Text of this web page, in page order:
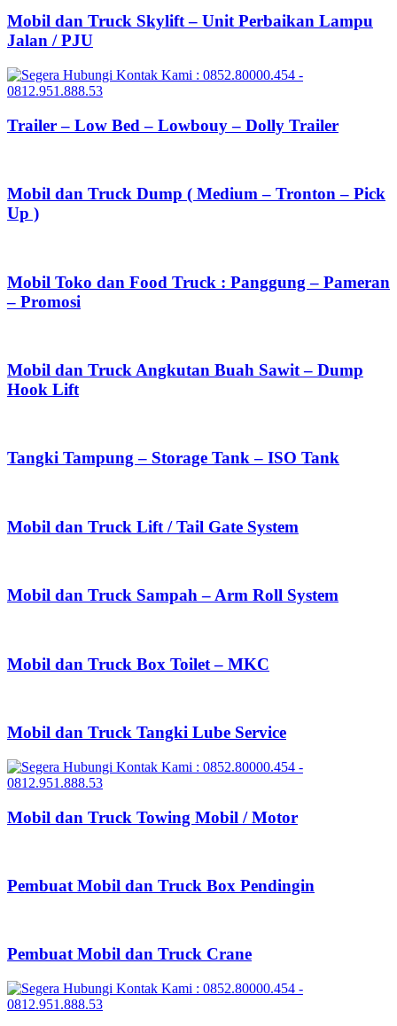
Mobil dan Truck Skylift – Unit Perbaikan Lampu
Jalan / PJU
Trailer – Low Bed – Lowbouy – Dolly Trailer
Mobil dan Truck Dump ( Medium – Tronton – Pick
Up )
Mobil Toko dan Food Truck : Panggung – Pameran
– Promosi
Mobil dan Truck Angkutan Buah Sawit – Dump
Hook Lift
Tangki Tampung – Storage Tank – ISO Tank
Mobil dan Truck Lift / Tail Gate System
Mobil dan Truck Sampah – Arm Roll System
Mobil dan Truck Box Toilet – MKC
Mobil dan Truck Tangki Lube Service
Mobil dan Truck Towing Mobil / Motor
Pembuat Mobil dan Truck Box Pendingin
Pembuat Mobil dan Truck Crane